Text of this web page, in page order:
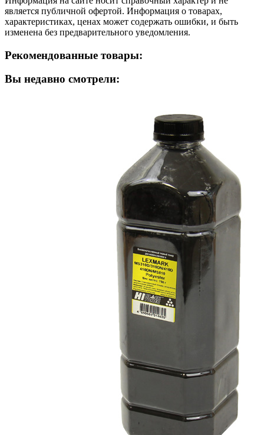
является публичной офертой. Информация о товарах,
характеристиках, ценах может содержать ошибки, и быть
изменена без предварительного уведомления.
Рекомендованные товары:
Вы недавно смотрели: